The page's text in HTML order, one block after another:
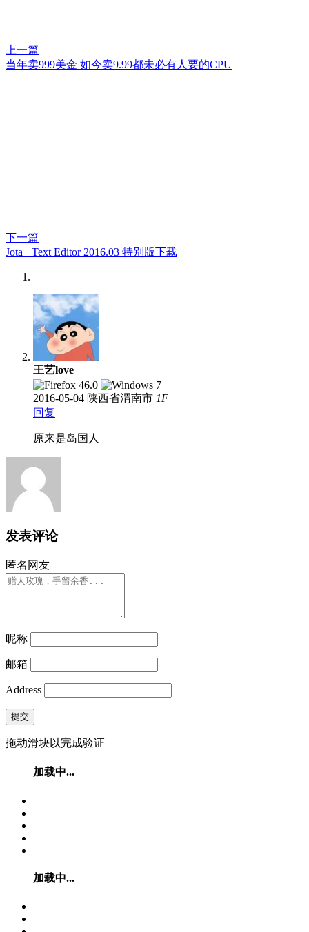
上一篇
当年卖999美金 如今卖9.99都未必有人要的CPU
下一篇
Jota+ Text Editor 2016.03 特别版下载
王艺love
2016-05-04 陕西省渭南市 1F
回复
原来是岛国人
发表评论
匿名网友
昵称
邮箱
Address
提交
拖动滑块以完成验证
加载中...
加载中...